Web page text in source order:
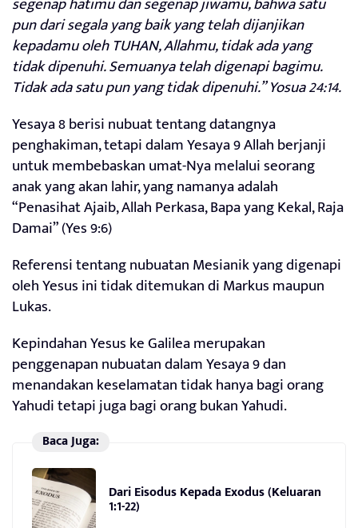
pun dari segala yang baik yang telah dijanjikan
kepadamu oleh TUHAN, Allahmu, tidak ada yang
tidak dipenuhi. Semuanya telah digenapi bagimu.
Tidak ada satu pun yang tidak dipenuhi.” Yosua 24:14.
Yesaya 8 berisi nubuat tentang datangnya
penghakiman, tetapi dalam Yesaya 9 Allah berjanji
untuk membebaskan umat-Nya melalui seorang
anak yang akan lahir, yang namanya adalah
“Penasihat Ajaib, Allah Perkasa, Bapa yang Kekal, Raja
Damai” (Yes 9:6)
Referensi tentang nubuatan Mesianik yang digenapi
oleh Yesus ini tidak ditemukan di Markus maupun
Lukas.
Kepindahan Yesus ke Galilea merupakan
penggenapan nubuatan dalam Yesaya 9 dan
menandakan keselamatan tidak hanya bagi orang
Yahudi tetapi juga bagi orang bukan Yahudi.
Baca Juga:
Dari Eisodus Kepada Exodus (Keluaran
1:1-22)